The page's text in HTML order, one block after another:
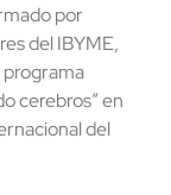
por
del IBYME,
programa
cerebros” en
del